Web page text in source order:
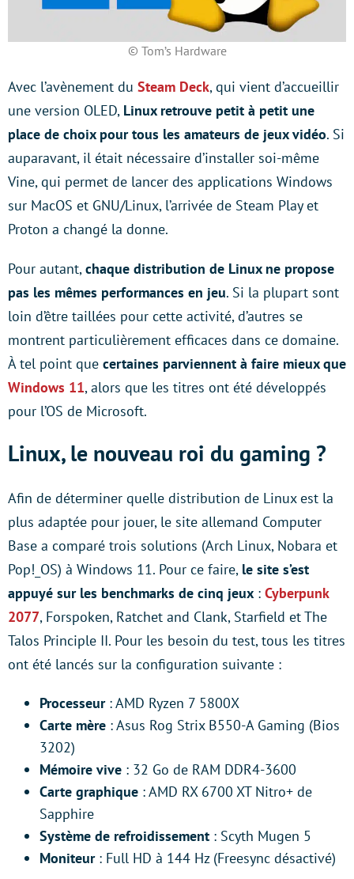
© Tom’s Hardware
Avec l’avènement du Steam Deck, qui vient d’accueillir
une version OLED, Linux retrouve petit à petit une
place de choix pour tous les amateurs de jeux vidéo. Si
auparavant, il était nécessaire d’installer soi-même
Vine, qui permet de lancer des applications Windows
sur MacOS et GNU/Linux, l’arrivée de Steam Play et
Proton a changé la donne.
Pour autant, chaque distribution de Linux ne propose
pas les mêmes performances en jeu. Si la plupart sont
loin d’être taillées pour cette activité, d’autres se
montrent particulièrement efficaces dans ce domaine.
À tel point que certaines parviennent à faire mieux que
Windows 11, alors que les titres ont été développés
pour l’OS de Microsoft.
Linux, le nouveau roi du gaming ?
Afin de déterminer quelle distribution de Linux est la
plus adaptée pour jouer, le site allemand Computer
Base a comparé trois solutions (Arch Linux, Nobara et
Pop!_OS) à Windows 11. Pour ce faire, le site s’est
appuyé sur les benchmarks de cinq jeux : Cyberpunk
2077, Forspoken, Ratchet and Clank, Starfield et The
Talos Principle II. Pour les besoin du test, tous les titres
ont été lancés sur la configuration suivante :
Processeur: AMD Ryzen 7 5800X
Carte mère : Asus Rog Strix B550-A Gaming (Bios
3202)
Mémoire vive : 32 Go de RAM DDR4-3600
Carte graphique : AMD RX 6700 XT Nitro+ de
Sapphire
Système de refroidissement : Scyth Mugen 5
Moniteur: Full HD à 144 Hz (Freesync désactivé)